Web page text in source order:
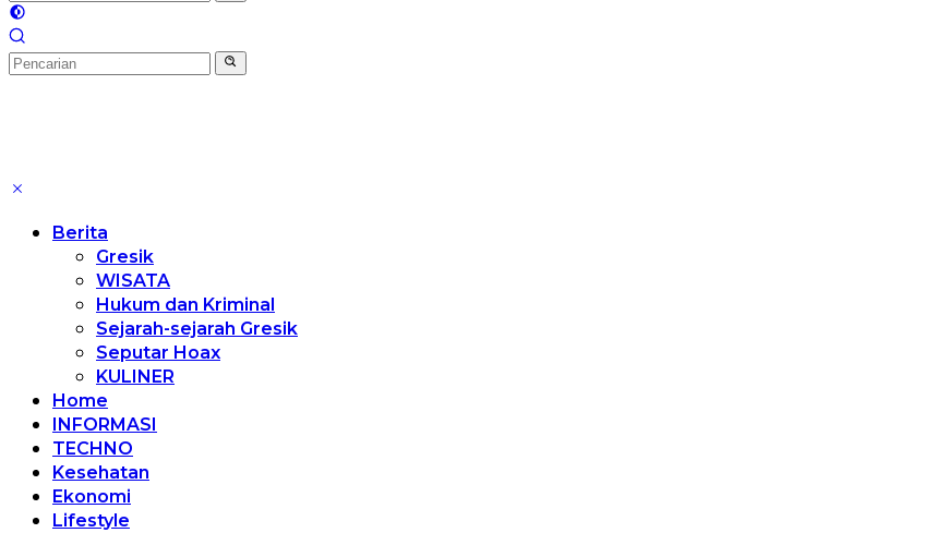
Berita
Gresik
WISATA
Hukum dan Kriminal
Sejarah-sejarah Gresik
Seputar Hoax
KULINER
Home
INFORMASI
TECHNO
Kesehatan
Ekonomi
Lifestyle